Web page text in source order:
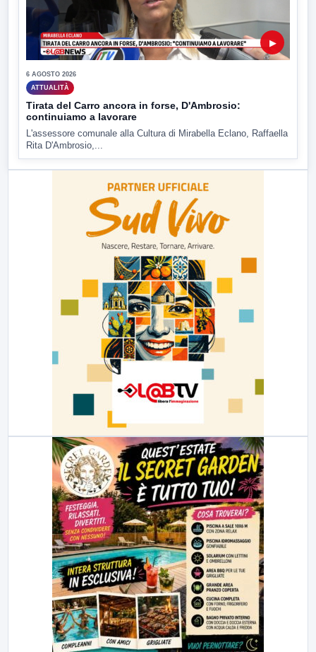
▶
6 AGOSTO 2026
ATTUALITÀ
Tirata del Carro ancora in forse, D'Ambrosio:
continuiamo a lavorare
L'assessore comunale alla Cultura di Mirabella Eclano, Raffaella
Rita D'Ambrosio,...